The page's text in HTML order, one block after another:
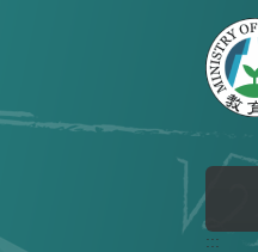
:::